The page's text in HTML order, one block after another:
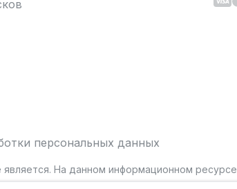
персональных данных
На данном информационном ресурсе